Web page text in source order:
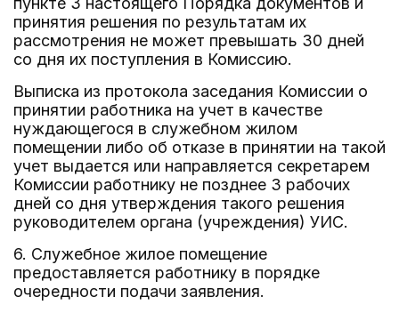
принятия решения по результатам их
рассмотрения не может превышать 30 дней
со дня их поступления в Комиссию.
Выписка из протокола заседания Комиссии о
принятии работника на учет в качестве
нуждающегося в служебном жилом
помещении либо об отказе в принятии на такой
учет выдается или направляется секретарем
Комиссии работнику не позднее 3 рабочих
дней со дня утверждения такого решения
руководителем органа (учреждения) УИС.
6. Служебное жилое помещение
предоставляется работнику в порядке
очередности подачи заявления.